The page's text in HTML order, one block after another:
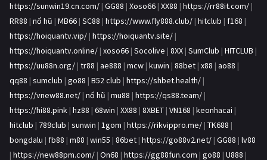
https://sunwin19.cn.com/ | GG88 | Xoso66 | XX88 | https://rr88it.com/ |
RR88 | nổ hũ | MB66 | SC88 | https://www.fly888.club/ | hitclub | f168 |
https://hoiquantv.vip/ | https://hoiquantv.site/ |
https://hoiquantv.online/ | xoso66 | Socolive | 8XX | SumClub | HITCLUB |
https://uu88n.org/ | tr88 | ae888 | mcw | kuwin | 88bet | x88 | ao88 |
qq88 | sumclub | go88 | B52 club | https://shbet.health/ |
https://vnew88.net/ | nổ hũ | mu88 | https://qs88.team/ |
https://hi88.pink | hz88 | 68win | XX88 | 8XBET | VN168 | keonhacai |
hitclub | 789club | sunwin | 1gom | https://rikvippro.me/ | TK688 |
bongdalu | fb88 | m88 | win55 | 86bet | https://go88v2.net/ | GG88 | lv88
| https://new88pm.com/ | On68 | https://gg88fun.com | go88 | U888 |